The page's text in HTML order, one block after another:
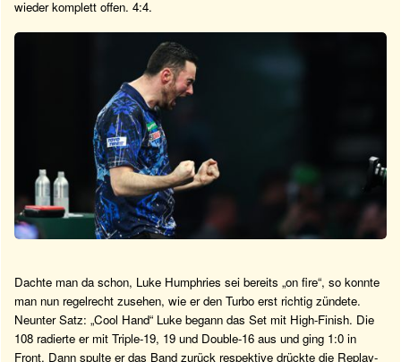
wieder komplett offen. 4:4.
Dachte man da schon, Luke Humphries sei bereits „on fire“, so konnte
man nun regelrecht zusehen, wie er den Turbo erst richtig zündete.
Neunter Satz: „Cool Hand“ Luke begann das Set mit High-Finish. Die
108 radierte er mit Triple-19, 19 und Double-16 aus und ging 1:0 in
Front. Dann spulte er das Band zurück respektive drückte die Replay-